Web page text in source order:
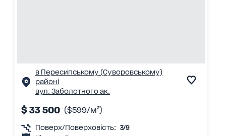
в Пересипському (Суворовському)
районі
вул. Заболотного ак.
$ 33 500 ($599/м²)
Поверх/Поверховість: 3/9